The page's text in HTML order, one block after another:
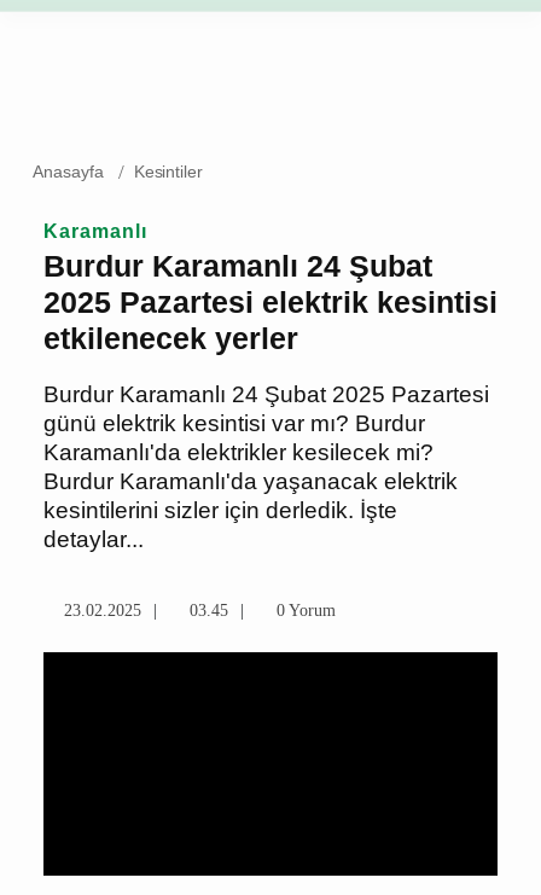
Anasayfa Kesintiler
Karamanlı
Burdur Karamanlı 24 Şubat
2025 Pazartesi elektrik
kesintisi etkilenecek yerler
Burdur Karamanlı 24 Şubat 2025
Pazartesi günü elektrik kesintisi var mı?
Burdur Karamanlı'da elektrikler
kesilecek mi? Burdur Karamanlı'da
yaşanacak elektrik kesintilerini sizler
için derledik. İşte detaylar...
23.02.2025 03.45 0 Yorum